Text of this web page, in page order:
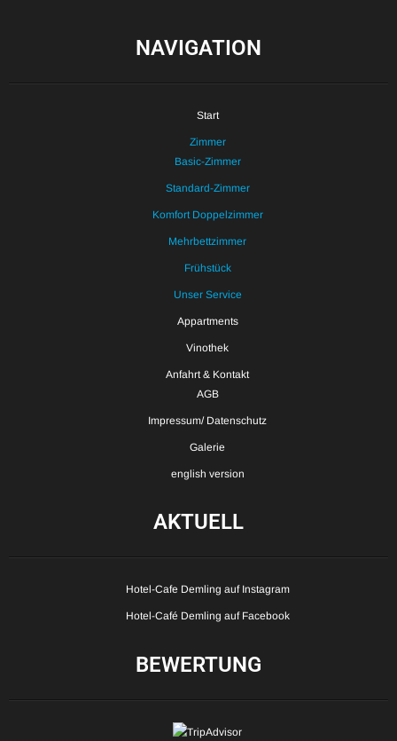
NAVIGATION
Start
Zimmer
Basic-Zimmer
Standard-Zimmer
Komfort Doppelzimmer
Mehrbettzimmer
Frühstück
Unser Service
Appartments
Vinothek
Anfahrt & Kontakt
AGB
Impressum/ Datenschutz
Galerie
english version
AKTUELL
Hotel-Cafe Demling auf Instagram
Hotel-Café Demling auf Facebook
BEWERTUNG